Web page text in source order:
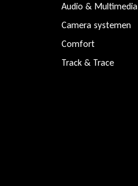
Audio & Multimedia
Camera systemen
Comfort
Track & Trace